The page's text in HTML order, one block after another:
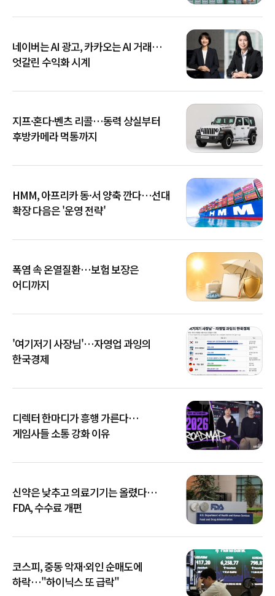
네이버는 AI 광고, 카카오는 AI 거래…
엇갈린 수익화 시계
지프·혼다·벤츠 리콜…동력 상실부터
후방카메라 먹통까지
HMM, 아프리카 동·서 양축 깐다…선대
확장 다음은 '운영 전략'
폭염 속 온열질환…보험 보장은
어디까지
'여기저기 사장님'…자영업 과잉의
한국경제
디렉터 한마디가 흥행 가른다…
게임사들 소통 강화 이유
신약은 낮추고 의료기기는 올렸다…
FDA, 수수료 개편
코스피, 중동 악재·외인 순매도에
하락…"하이닉스 또 급락"